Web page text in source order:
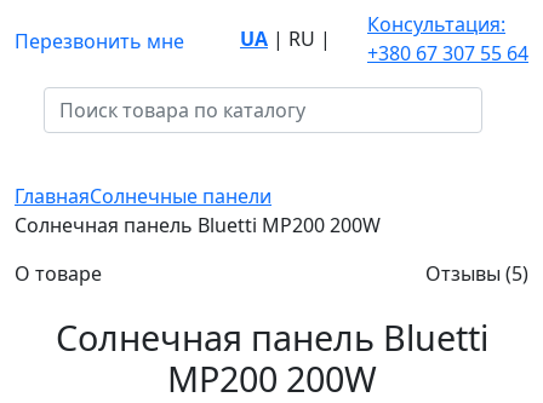
Перезвонить мне UA | RU |
Консультация:
+380 67 307 55 64
ГлавнаяСолнечные панели
Солнечная панель Bluetti MP200 200W
О товаре
Отзывы (5)
Солнечная панель Bluetti
MP200 200W